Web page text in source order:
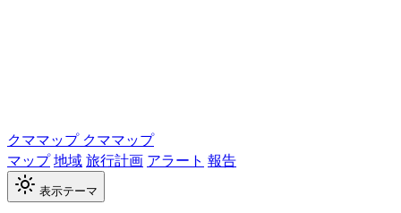
クママップ クママップ
マップ地域旅行計画 アラート 報告
表示テーマ